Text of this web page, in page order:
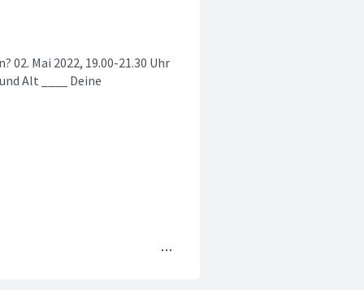
02. Mai 2022, 19.00-21.30 Uhr
Alt ____ Deine